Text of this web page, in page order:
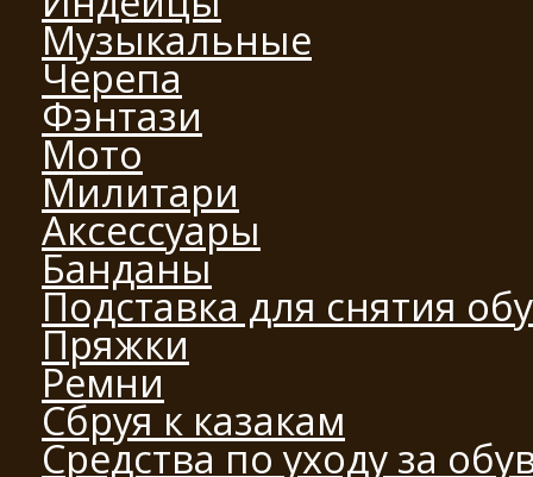
Музыкальные
Черепа
Фэнтази
Мото
Милитари
Аксессуары
Банданы
Подставка для снятия
Пряжки
Ремни
Сбруя к казакам
Средства по уходу за